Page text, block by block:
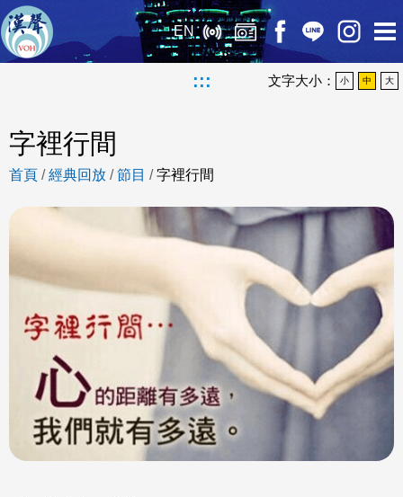
EN
::: 文字大小： 小 中 大
字裡行間
首頁 /經典回放 /節目 /字裡行間